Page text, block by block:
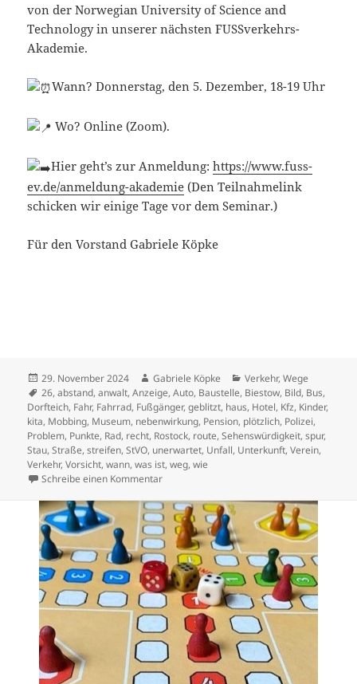
von der Norwegian University of Science and
Technology in unserer nächsten FUSSverkehrs-
Akademie.
Wann? Donnerstag, den 5. Dezember, 18-19 Uhr
Wo? Online (Zoom).
Hier geht’s zur Anmeldung:https://www.fuss-
ev.de/anmeldung-akademie (Den Teilnahmelink
schicken wir einige Tage vor dem Seminar.)
Für den Vorstand Gabriele Köpke
Veröffentlicht
am
29. November 2024 Autor
Gabriele Köpke Kategorien
Verkehr,Wege
Schlagwörter
26,abstand,anwalt,Anzeige,Auto, Baustelle, Biestow, Bild, Bus,
Dorfteich, Fahr, Fahrrad, Fußgänger,geblitzt, haus, Hotel, Kfz, Kinder,
kita, Mobbing, Museum, nebenwirkung, Pension, plötzlich, Polizei,
Problem, Punkte, Rad, recht, Rostock, route,Sehenswürdigkeit,spur,
Stau,Straße,streifen,StVO, unerwartet, Unfall, Unterkunft,Verein,
Verkehr,Vorsicht,wann,was ist,weg,wie
Schreibe einen Kommentarzu Ortsbus Südstadt –